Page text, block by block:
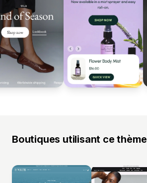
Boutiques utilisant ce thème